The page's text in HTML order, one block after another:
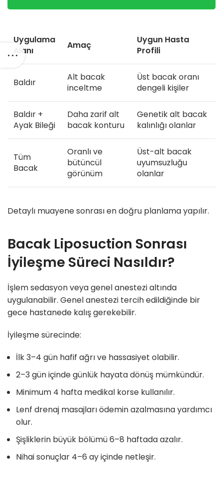
Uygulama
Alanı
Amaç
Uygun Hasta
Profili
Baldır
Alt bacak
inceltme
Üst bacak oranı
dengeli kişiler
Baldır +
Ayak Bileği
Daha zarif alt
bacak konturu
Genetik alt bacak
kalınlığı olanlar
Tüm
Bacak
Oranlı ve
bütüncül
görünüm
Üst-alt bacak
uyumsuzluğu
olanlar
Detaylı muayene sonrası en doğru planlama yapılır.
Bacak Liposuction Sonrası
İyileşme Süreci Nasıldır?
İşlem sedasyon veya genel anestezi altında
uygulanabilir. Genel anestezi tercih edildiğinde bir
gece hastanede kalış gerekebilir.
İyileşme sürecinde:
İlk 3–4 gün hafif ağrı ve hassasiyet olabilir.
2–3 gün içinde günlük hayata dönüş mümkündür.
Minimum 4 hafta medikal korse kullanılır.
Lenf drenaj masajları ödemin azalmasına yardımcı
olur.
Şişliklerin büyük bölümü 6–8 haftada azalır.
Nihai sonuçlar 4–6 ay içinde netleşir.